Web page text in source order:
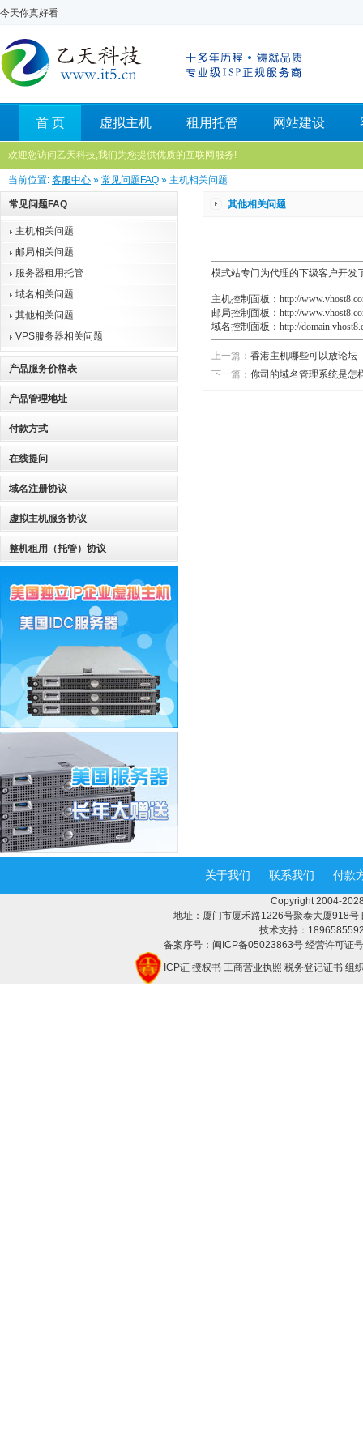
今天你真好看
首 页 虚拟主机 租用托管 网站建设
欢迎您访问乙天科技,我们为您提供优质的互联网服务!
当前位置: 客服中心 » 常见问题FAQ » 主机相关问题
常见问题FAQ
主机相关问题
邮局相关问题
服务器租用托管
域名相关问题
其他相关问题
VPS服务器相关问题
产品服务价格表
产品管理地址
付款方式
在线提问
域名注册协议
虚拟主机服务协议
整机租用（托管）协议
其他相关问题
模式站专门为代理的下级客户开发
主机控制面板：http://
邮局控制面板：http://
域名控制面板：http://
上一篇： 香港主机哪些可以放论坛
下一篇： 你司的域名管理系统是怎
关于我们 联系我们 付款
Copyright 2004-
地址：厦门市厦禾路1226号聚泰大厦918
技术支持：
备案序号：闽ICP备05023863号 经营许可证
ICP证 授权书 工商营业执照 税务登记证书 组